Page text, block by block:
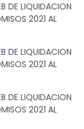
DE LIQUIDACION
2021 AL
DE LIQUIDACION
2021 AL
DE LIQUIDACION
2021 AL